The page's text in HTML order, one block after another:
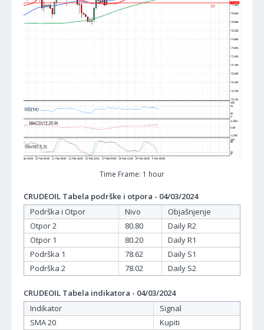
Time Frame: 1 hour
CRUDEOIL Tabela podrške i otpora - 04/03/2024
Podrška i Otpor
Nivo
Objašnjenje
Otpor 2
80.80
Daily R2
Otpor 1
80.20
Daily R1
Podrška 1
78.62
Daily S1
Podrška 2
78.02 Daily S2
CRUDEOIL Tabela indikatora - 04/03/2024
Indikator
Signal
SMA 20
Kupiti